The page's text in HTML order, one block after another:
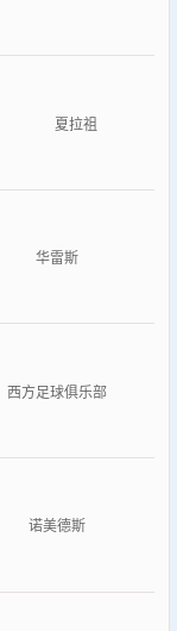
夏拉祖
华雷斯
西方足球俱乐部
诺美德斯